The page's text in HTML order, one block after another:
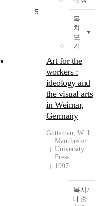
목
차
보
기
5
Art for the
workers :
ideology and
the visual arts
in Weimar,
Germany
Guttsman, W. L
Manchester
University
Press
1997
복사/
대출